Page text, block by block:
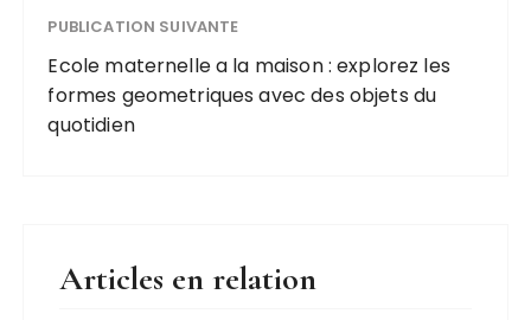
PUBLICATION SUIVANTE
Ecole maternelle a la maison : explorez les
formes geometriques avec des objets du
quotidien
Articles en relation